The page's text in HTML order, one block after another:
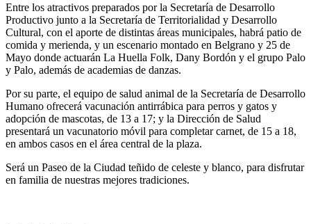
Entre los atractivos preparados por la Secretaría de Desarrollo
Productivo junto a la Secretaría de Territorialidad y Desarrollo
Cultural, con el aporte de distintas áreas municipales, habrá patio de
comida y merienda, y un escenario montado en Belgrano y 25 de
Mayo donde actuarán La Huella Folk, Dany Bordón y el grupo Palo
y Palo, además de academias de danzas.
Por su parte, el equipo de salud animal de la Secretaría de Desarrollo
Humano ofrecerá vacunación antirrábica para perros y gatos y
adopción de mascotas, de 13 a 17; y la Dirección de Salud
presentará un vacunatorio móvil para completar carnet, de 15 a 18,
en ambos casos en el área central de la plaza.
Será un Paseo de la Ciudad teñido de celeste y blanco, para disfrutar
en familia de nuestras mejores tradiciones.